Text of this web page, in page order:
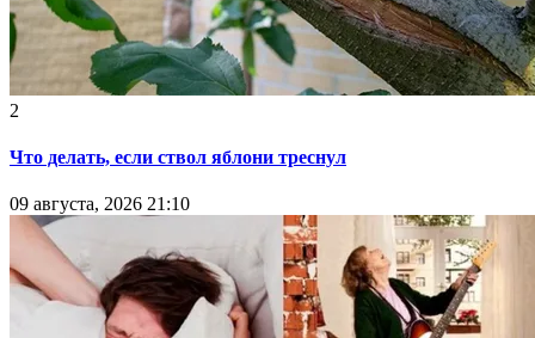
2
Что делать, если ствол яблони треснул
09 августа, 2026 21:10